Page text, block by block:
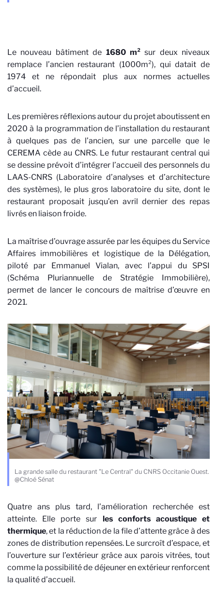
Le nouveau bâtiment de 1680 m²sur deux niveaux
remplace l’ancien restaurant (1000m²), qui datait de
1974 et ne répondait plus aux normes actuelles
d’accueil.
Les premières réflexions autour du projet aboutissent en
2020 à la programmation de l’installation du restaurant
à quelques pas de l’ancien, sur une parcelle que le
CEREMA cède au CNRS. Le futur restaurant central qui
se dessine prévoit d’intégrer l’accueil des personnels du
LAAS-CNRS (Laboratoire d’analyses et d’architecture
des systèmes), le plus gros laboratoire du site, dont le
restaurant proposait jusqu’en avril dernier des repas
livrés en liaison froide.
La maîtrise d’ouvrage assurée par les équipes du Service
Affaires immobilières et logistique de la Délégation,
piloté par Emmanuel Vialan, avec l’appui du SPSI
(Schéma Pluriannuelle de Stratégie Immobilière),
permet de lancer le concours de maîtrise d’œuvre en
2021.
La grande salle du restaurant "Le Central" du CNRS Occitanie Ouest.
@Chloé Sénat
Quatre ans plus tard, l’amélioration recherchée est
atteinte. Elle porte sur les conforts acoustique et
thermique, et la réduction de la file d’attente grâce à des
zones de distribution repensées. Le surcroît d’espace, et
l’ouverture sur l’extérieur grâce aux parois vitrées, tout
comme la possibilité de déjeuner en extérieur renforcent
la qualité d’accueil.